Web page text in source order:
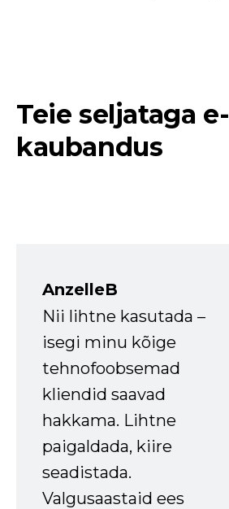
Teie seljataga e-
kaubandus
AnzelleB
Nii lihtne kasutada –
isegi minu kõige
tehnofoobsemad
kliendid saavad
hakkama. Lihtne
paigaldada, kiire
seadistada.
Valgusaastaid ees